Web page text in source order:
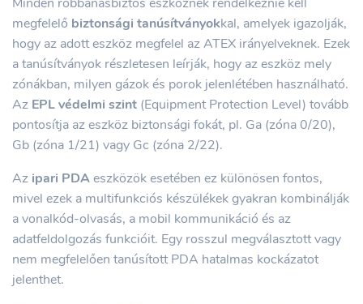
megfelelő biztonsági tanúsítványokkal, amelyek igazolják,
hogy az adott eszköz megfelel az ATEX irányelveknek. Ezek
a tanúsítványok részletesen leírják, hogy az eszköz mely
zónákban, milyen gázok és porok jelenlétében használható.
Az EPL védelmi szint (Equipment Protection Level) tovább
pontosítja az eszköz biztonsági fokát, pl. Ga (zóna 0/20),
Gb (zóna 1/21) vagy Gc (zóna 2/22).
Az ipari PDAeszközök esetében ez különösen fontos,
mivel ezek a multifunkciós készülékek gyakran kombinálják
a vonalkód-olvasás, a mobil kommunikáció és az
adatfeldolgozás funkcióit. Egy rosszul megválasztott vagy
nem megfelelően tanúsított PDA hatalmas kockázatot
jelenthet.